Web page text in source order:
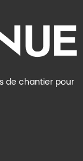
de chantier pour